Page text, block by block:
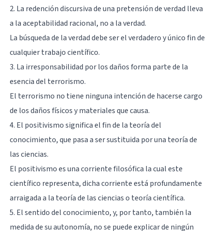
2. La redención discursiva de una pretensión de verdad lleva
a la aceptabilidad racional, no a la verdad.
La búsqueda de la verdad debe ser el verdadero y único fin de
cualquier trabajo científico.
3. La irresponsabilidad por los daños forma parte de la
esencia del terrorismo.
El terrorismo no tiene ninguna intención de hacerse cargo
de los daños físicos y materiales que causa.
4. El positivismo significa el fin de la teoría del
conocimiento, que pasa a ser sustituida por una teoría de
las ciencias.
El positivismoes una corriente filosófica la cual este
científico representa, dicha corriente está profundamente
arraigada a la teoría de las ciencias o teoría científica.
5. El sentido del conocimiento, y, por tanto, también la
medida de su autonomía, no se puede explicar de ningún